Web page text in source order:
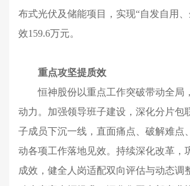
布式光伏及储能项目，实现“自发自用、
效159.6万元。
重点攻坚提质效
恒神股份 以重点工作突破带动全局
动力。加强领导班子建设，深化分片包
子成员下沉一线，直面痛点、破解难点
动各项工作落地见效。持续深化改革，
成效，健全人岗适配双向评估与动态调